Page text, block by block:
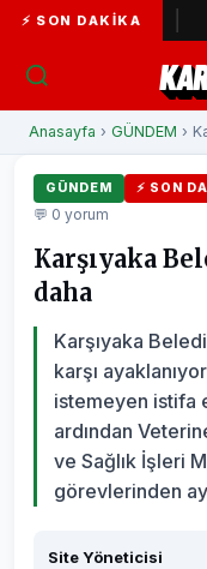
⚡ SON DAKIKA
yolunda
Anasayfa › GÜNDEM ›
GÜNDEM ⚡ SON
💬 0 yorum
Karşıyaka
daha
Karşıyaka
karşı
istemeyen istifa
ardından
ve Sağlık İşleri
görevlerinden
Site Yöneticisi